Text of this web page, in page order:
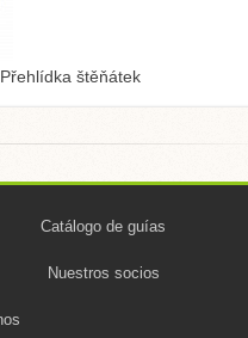
štěňátek
Catálogo de guías
Nuestros socios